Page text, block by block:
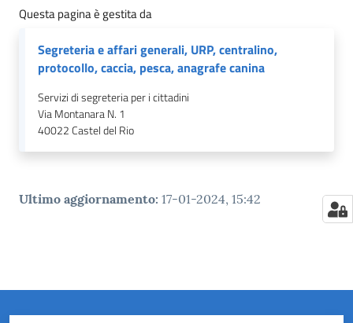
Questa pagina è gestita da
Segreteria e affari generali, URP, centralino,
protocollo, caccia, pesca, anagrafe canina
Servizi di segreteria per i cittadini
Via Montanara N. 1
40022Castel del Rio
Ultimo aggiornamento: 17-01-2024, 15:42